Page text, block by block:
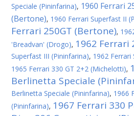
Speciale (Pininfarina), 1960 Ferrari
(Bertone), 1960 Ferrari Superfast II
Ferrari 250GT (Bertone),
'Breadvan' (Drogo), 1962 Ferrari
Superfast III (Pininfarina), 1962 Ferrari
1965 Ferrari 330 GT 2+2 (Michelotti),
Berlinetta Speciale
Berlinetta Speciale (Pininfarina), 1966
(Pininfarina), 1967 Ferrari 330